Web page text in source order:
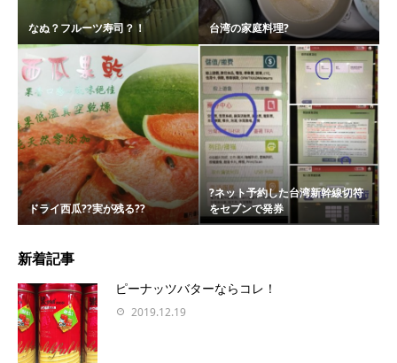
なぬ？フルーツ寿司？！ 台湾の家庭料理?
ドライ西瓜??実が残る??
?ネット予約した台湾新幹線切符
をセブンで発券
新着記事
ピーナッツバターならコレ！
2019.12.19